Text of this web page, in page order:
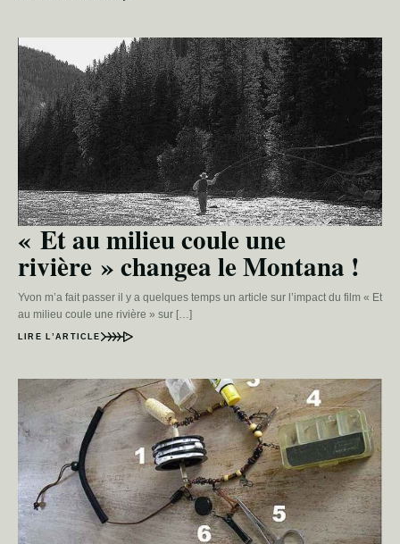
« Et au milieu coule une
rivière » changea le Montana !
Yvon m’a fait passer il y a quelques temps un article sur l’impact du film « Et
au milieu coule une rivière » sur […]
LIRE L’ARTICLE